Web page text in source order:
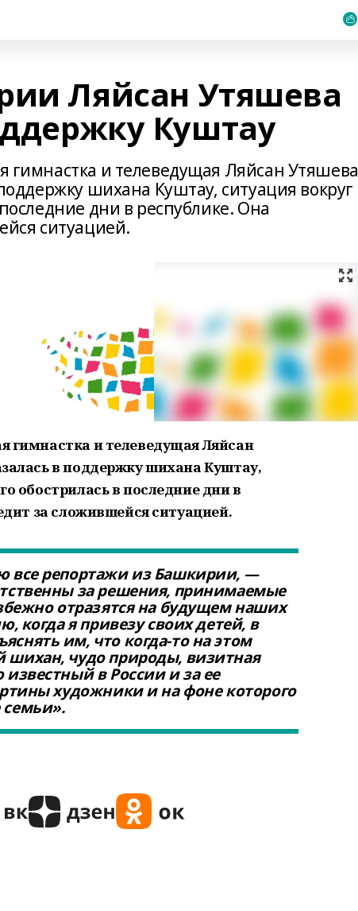
Ляйсан Утяшева
Куштау
гимнастка и телеведущая Ляйсан Утяшева
шихана Куштау, ситуация вокруг
дни в республике. Она
ситуацией.
гимнастка и телеведущая Ляйсан
в поддержку шихана Куштау,
обострилась в последние дни в
за сложившейся ситуацией.
все репортажи из Башкирии, —
за решения, принимаемые
отразятся на будущем наших
когда я привезу своих детей, в
им, что когда-то на этом
чудо природы, визитная
в России и за ее
художники и на фоне которого